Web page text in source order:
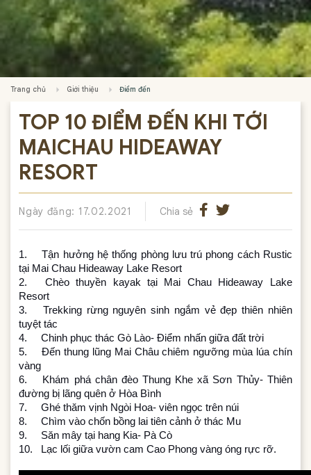
Trang chủ Giới thiệu Điểm đến
TOP 10 ĐIỂM ĐẾN KHI TỚI
MAICHAU HIDEAWAY
RESORT
Ngày đăng: 17.02.2021 Chia sẻ
1.
Tận hưởng hệ thống phòng lưu trú phong cách Rustic
tại Mai Chau Hideaway Lake Resort
2.
Chèo thuyền kayak tại Mai Chau Hideaway Lake
Resort
3.
Trekking rừng nguyên sinh ngắm vẻ đẹp thiên nhiên
tuyệt tác
4.
Chinh phục thác Gò Lào- Điểm nhấn giữa đất trời
5.
Đến thung lũng Mai Châu chiêm ngưỡng mùa lúa chín
vàng
6.
Khám phá chân đèo Thung Khe xã Sơn Thủy- Thiên
đường bị lãng quên ở Hòa Bình
7.
Ghé thăm vịnh Ngòi Hoa- viên ngọc trên núi
8.
Chìm vào chốn bồng lai tiên cảnh ở thác Mu
9.
Săn mây tại hang Kia- Pà Cò
10.
Lạc lối giữa vườn cam Cao Phong vàng óng rực rỡ.